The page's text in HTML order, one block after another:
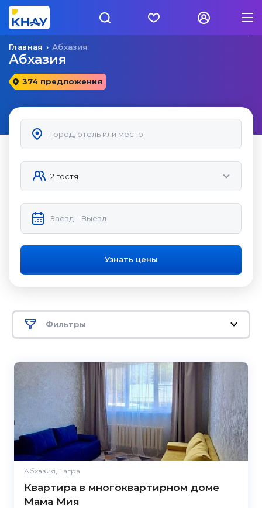
Абхазия
Главная
Абхазия
374 предложения
Узнать цены
Фильтры
Абхазия, Гагра
Квартира в многоквартирном доме
Мама Мия